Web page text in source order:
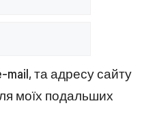
mail, та адресу сайту
моїх подальших